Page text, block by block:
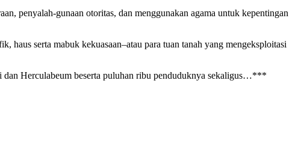
penyalah-gunaan otoritas, dan menggunakan agama untuk kepentingan
haus serta mabuk kekuasaan–atau para tuan tanah yang mengeksploitasi
dan Herculabeum beserta puluhan ribu penduduknya sekaligus…***